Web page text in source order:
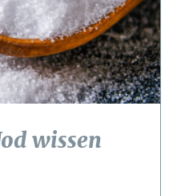
wissen